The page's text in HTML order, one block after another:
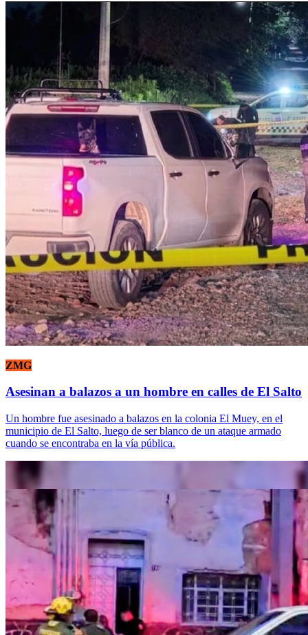
ZMG
Asesinan a balazos a un hombre en calles de El Salto
Un hombre fue asesinado a balazos en la colonia El Muey, en el
municipio de El Salto, luego de ser blanco de un ataque armado
cuando se encontraba en la vía pública.